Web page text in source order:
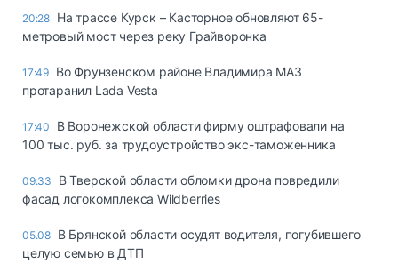
20:28 На трассе Курск – Касторное обновляют 65-
метровый мост через реку Грайворонка
17:49 Во Фрунзенском районе Владимира МАЗ
протаранил Lada Vesta
17:40
В Воронежской области фирму оштрафовали на
100 тыс. руб. за трудоустройство экс-таможенника
09:33
В Тверской области обломки дрона повредили
фасад логокомплекса Wildberries
05.08 В Брянской области осудят водителя, погубившего
целую семью в ДТП